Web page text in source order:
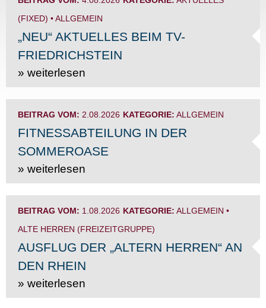
(FIXED) •ALLGEMEIN
„NEU“ AKTUELLES BEIM TV-
FRIEDRICHSTEIN
» weiterlesen
BEITRAG VOM: 2.08.2026 KATEGORIE: ALLGEMEIN
FITNESSABTEILUNG IN DER
SOMMEROASE
» weiterlesen
BEITRAG VOM: 1.08.2026 KATEGORIE: ALLGEMEIN •
ALTE HERREN (FREIZEITGRUPPE)
AUSFLUG DER „ALTERN HERREN“ AN
DEN RHEIN
» weiterlesen